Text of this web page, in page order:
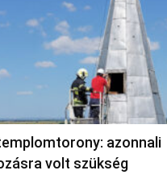
azonnali
volt szükség